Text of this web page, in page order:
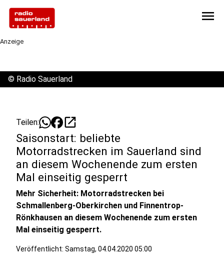
menu
Anzeige
© Radio Sauerland
Teilen: open_in_new
Saisonstart: beliebte
Motorradstrecken im Sauerland sind
an diesem Wochenende zum ersten
Mal einseitig gesperrt
Mehr Sicherheit: Motorradstrecken bei
Schmallenberg-Oberkirchen und Finnentrop-
Rönkhausen an diesem Wochenende zum ersten
Mal einseitig gesperrt.
Veröffentlicht: Samstag, 04.04.2020 05:00